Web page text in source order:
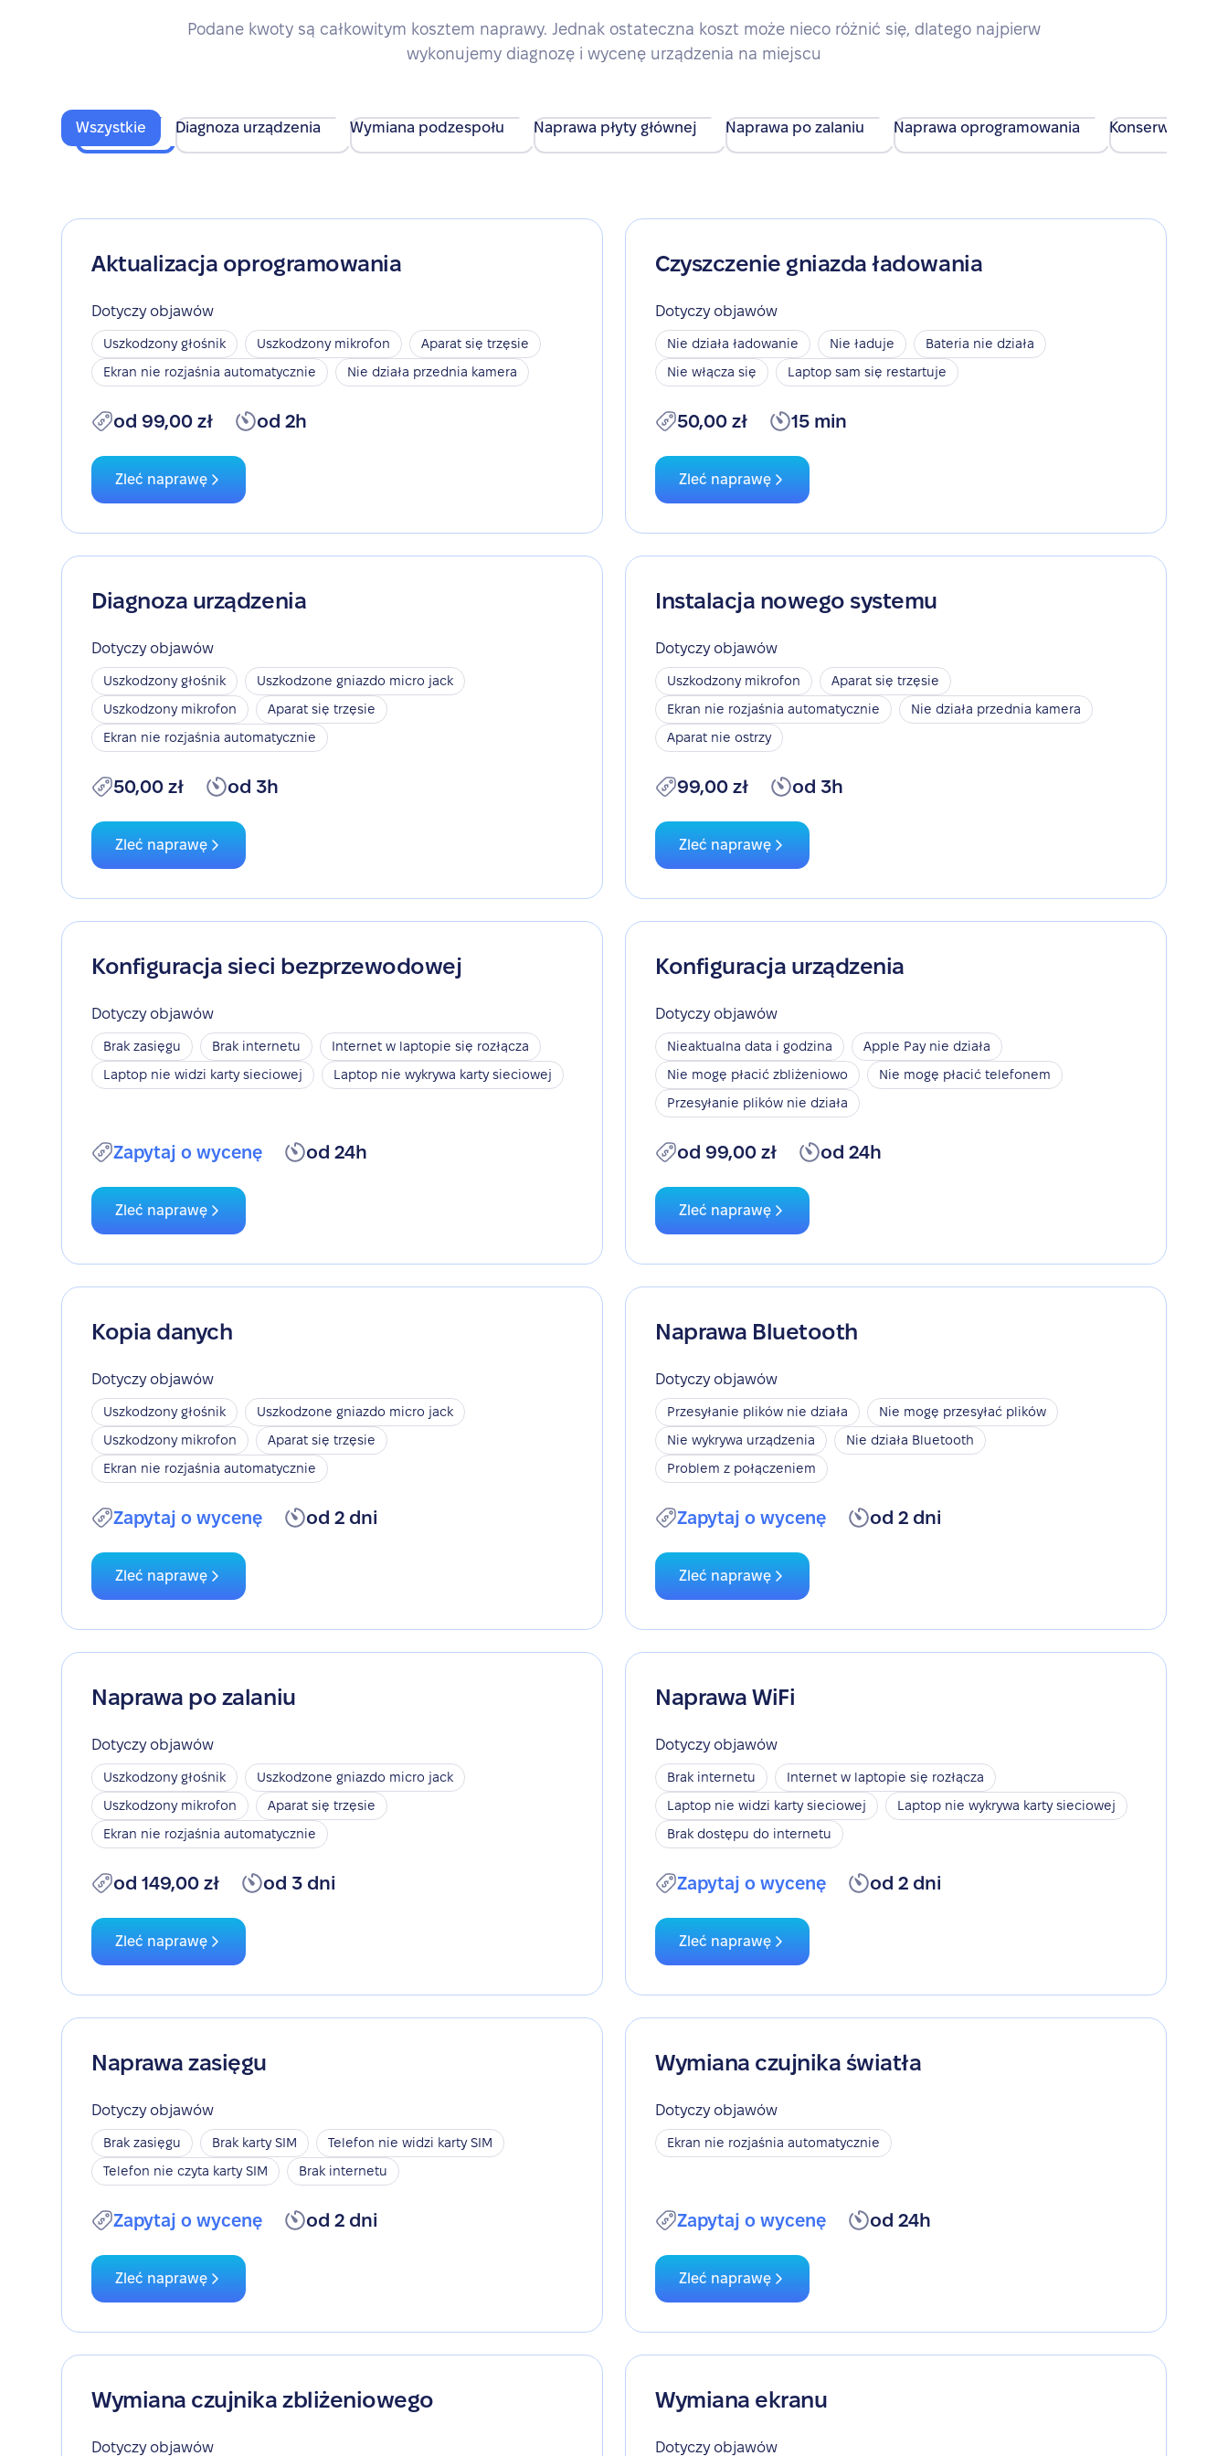
Podane kwoty są całkowitym kosztem naprawy. Jednak ostateczna koszt może nieco różnić się, dlatego najpierw
wykonujemy diagnozę i wycenę urządzenia na miejscu
Wszystkie Diagnoza urządzenia Wymiana podzespołu Naprawa płyty głównej Naprawa po zalaniu Naprawa oprogramowania Konserwacja
Aktualizacja oprogramowania
Dotyczy objawów
Uszkodzony głośnik Uszkodzony mikrofon
Aparat się trzęsie
Ekran nie rozjaśnia automatycznie
Nie działa przednia kamera
od 99,00 zł od 2h
Zleć naprawę
Czyszczenie gniazda ładowania
Dotyczy objawów
Nie działa ładowanie Nie ładuje
Bateria nie działa
Nie włącza się
Laptop sam się restartuje
50,00 zł 15 min
Zleć naprawę
Diagnoza urządzenia
Dotyczy objawów
Uszkodzony głośnik
Uszkodzone gniazdo micro jack
Uszkodzony mikrofon
Aparat się trzęsie
Ekran nie rozjaśnia automatycznie
50,00 zł od 3h
Zleć naprawę
Instalacja nowego systemu
Dotyczy objawów
Uszkodzony mikrofon
Aparat się trzęsie
Ekran nie rozjaśnia automatycznie
Nie działa przednia kamera
Aparat nie ostrzy
99,00 zł od 3h
Zleć naprawę
Konfiguracja sieci bezprzewodowej
Dotyczy objawów
Brak zasięgu Brak internetu
Internet w laptopie się rozłącza
Laptop nie widzi karty sieciowej
Laptop nie wykrywa karty sieciowej
Zapytaj o wycenę od 24h
Zleć naprawę
Konfiguracja urządzenia
Dotyczy objawów
Nieaktualna data i godzina
Apple Pay nie działa
Nie mogę płacić zbliżeniowo
Nie mogę płacić telefonem
Przesyłanie plików nie działa
od 99,00 zł od 24h
Zleć naprawę
Kopia danych
Dotyczy objawów
Uszkodzony głośnik
Uszkodzone gniazdo micro jack
Uszkodzony mikrofon
Aparat się trzęsie
Ekran nie rozjaśnia automatycznie
Zapytaj o wycenę od 2 dni
Zleć naprawę
Naprawa Bluetooth
Dotyczy objawów
Przesyłanie plików nie działa
Nie mogę przesyłać plików
Nie wykrywa urządzenia
Nie działa Bluetooth
Problem z połączeniem
Zapytaj o wycenę od 2 dni
Zleć naprawę
Naprawa po zalaniu
Dotyczy objawów
Uszkodzony głośnik
Uszkodzone gniazdo micro jack
Uszkodzony mikrofon
Aparat się trzęsie
Ekran nie rozjaśnia automatycznie
od 149,00 zł od 3 dni
Zleć naprawę
Naprawa WiFi
Dotyczy objawów
Brak internetu
Internet w laptopie się rozłącza
Laptop nie widzi karty sieciowej
Laptop nie wykrywa karty sieciowej
Brak dostępu do internetu
Zapytaj o wycenę od 2 dni
Zleć naprawę
Naprawa zasięgu
Dotyczy objawów
Brak zasięgu Brak karty SIM
Telefon nie widzi karty SIM
Telefon nie czyta karty SIM
Brak internetu
Zapytaj o wycenę od 2 dni
Zleć naprawę
Wymiana czujnika światła
Dotyczy objawów
Ekran nie rozjaśnia automatycznie
Zapytaj o wycenę od 24h
Zleć naprawę
Wymiana czujnika zbliżeniowego
Dotyczy objawów
Wymiana ekranu
Dotyczy objawów